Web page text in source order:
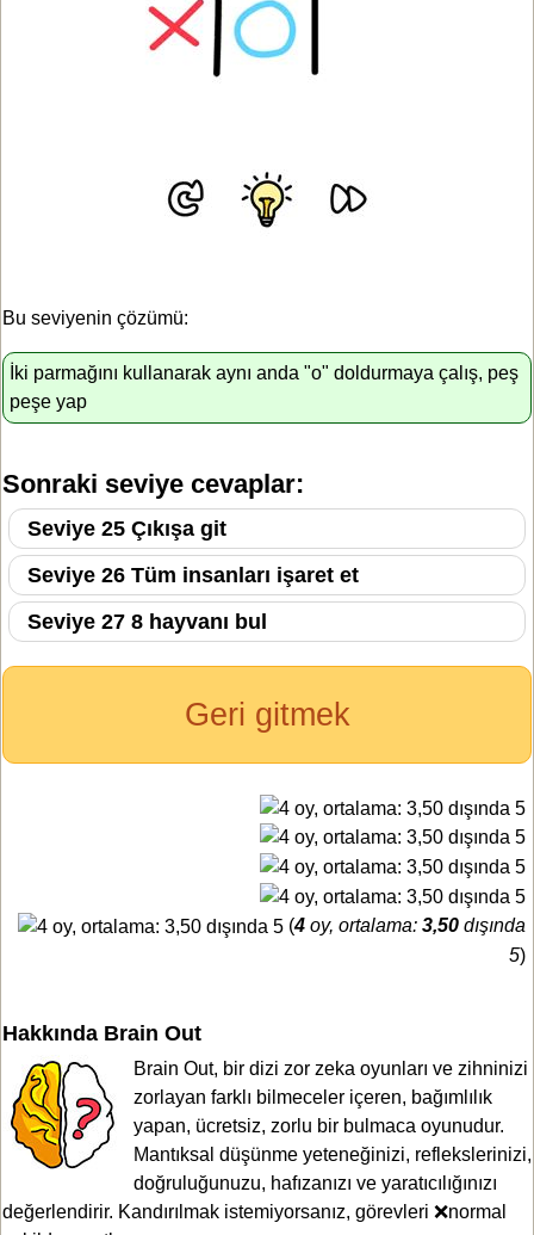
Bu seviyenin çözümü:
İki parmağını kullanarak aynı anda "o" doldurmaya çalış, peş
peşe yap
Sonraki seviye cevaplar:
Seviye 25 Çıkışa git
Seviye 26 Tüm insanları işaret et
Seviye 27 8 hayvanı bul
Geri gitmek
(4 oy, ortalama: 3,50 dışında
5)
Hakkında Brain Out
Brain Out, bir dizi zor zeka oyunları ve zihninizi
zorlayan farklı bilmeceler içeren, bağımlılık
yapan, ücretsiz, zorlu bir bulmaca oyunudur.
Mantıksal düşünme yeteneğinizi, reflekslerinizi,
doğruluğunuzu, hafızanızı ve yaratıcılığınızı
değerlendirir. Kandırılmak istemiyorsanız, görevleri ❌normal